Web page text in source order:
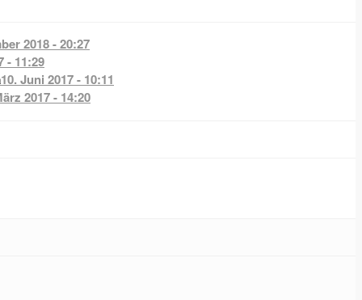
2018 - 20:27
- 11:29
10. Juni 2017 - 10:11
2017 - 14:20